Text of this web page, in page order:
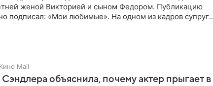
женой Викторией и сыном Федором. Публикацию
подписал: «Мои любимые». На одном из кадров супруги
Кино Mail
объяснила, почему актер прыгает в